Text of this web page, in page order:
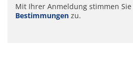
Mit Ihrer Anmeldung stimmen
Bestimmungen zu.